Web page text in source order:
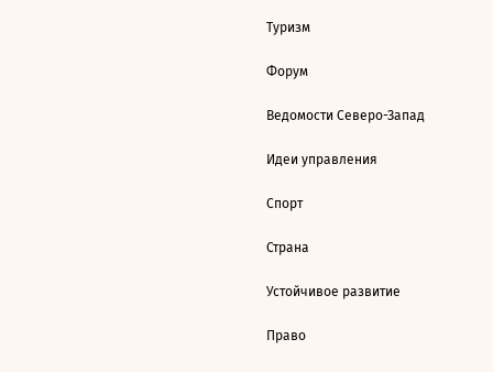
Туризм
Форум
Ведомости Северо-Запад
Идеи управления
Спорт
Страна
Устойчивое развитие
Право